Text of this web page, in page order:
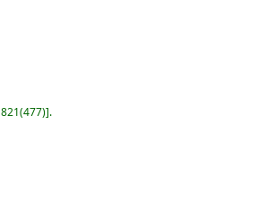
821(477) .